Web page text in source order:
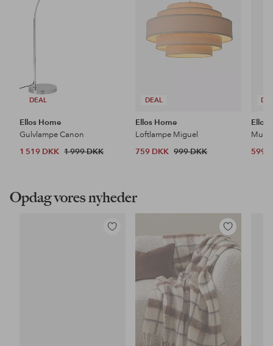
DEAL
Ellos Home
Gulvlampe Canon
1 519 DKK 1 999 DKK
DEAL
Ellos Home
Loftlampe Miguel
759 DKK 999 DKK
Ellos
599
Opdag vores nyheder
Tilføj
Tilføj
til
favoritter